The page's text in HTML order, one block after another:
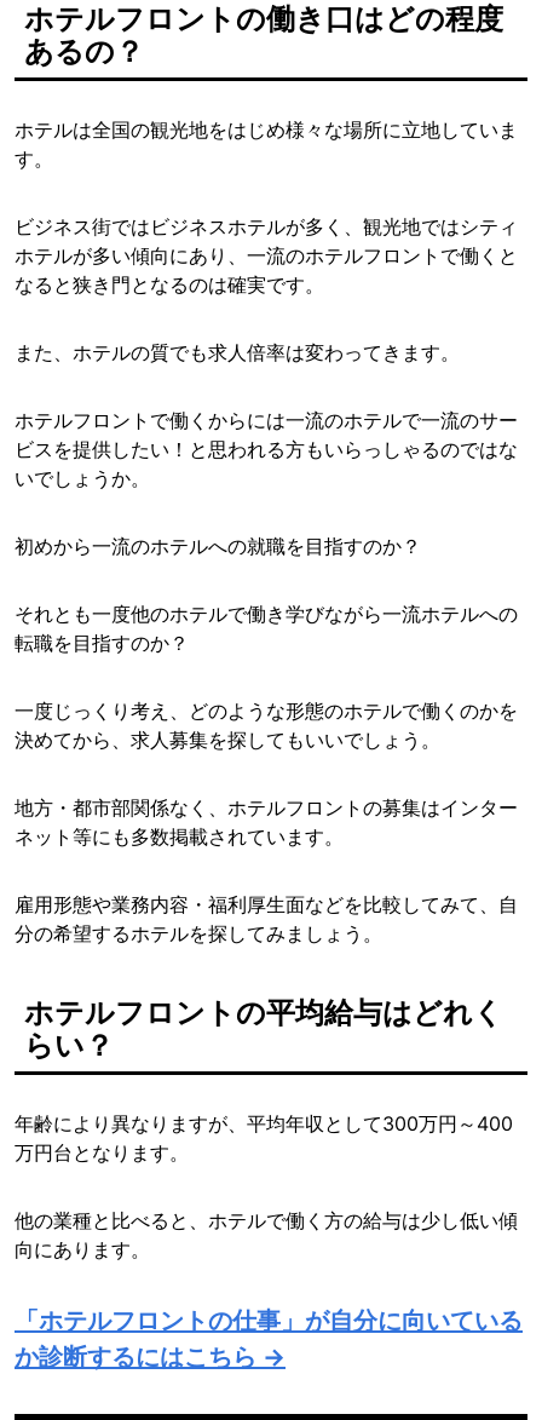
ホテルフロントの働き口はどの程度
あるの？
ホテルは全国の観光地をはじめ様々な場所に立地していま
す。
ビジネス街ではビジネスホテルが多く、観光地ではシティ
ホテルが多い傾向にあり、一流のホテルフロントで働くと
なると狭き門となるのは確実です。
また、ホテルの質でも求人倍率は変わってきます。
ホテルフロントで働くからには一流のホテルで一流のサー
ビスを提供したい！と思われる方もいらっしゃるのではな
いでしょうか。
初めから一流のホテルへの就職を目指すのか？
それとも一度他のホテルで働き学びながら一流ホテルへの
転職を目指すのか？
一度じっくり考え、どのような形態のホテルで働くのかを
決めてから、求人募集を探してもいいでしょう。
地方・都市部関係なく、ホテルフロントの募集はインター
ネット等にも多数掲載されています。
雇用形態や業務内容・福利厚生面などを比較してみて、自
分の希望するホテルを探してみましょう。
ホテルフロントの平均給与はどれく
らい？
年齢により異なりますが、平均年収として300万円～400
万円台となります。
他の業種と比べると、ホテルで働く方の給与は少し低い傾
向にあります。
「ホテルフロントの仕事」が自分に向いている
か診断するにはこちら →